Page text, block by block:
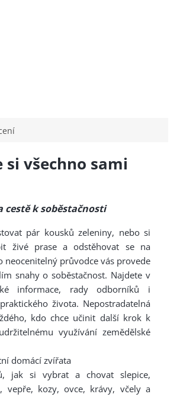
si všechno sami
cestě k soběstačnosti
pár kousků zeleniny, nebo si
živé prase a odstěhovat se na
neocenitelný průvodce vás provede
snahy o soběstačnost. Najdete v
informace, rady odborníků i
života. Nepostradatelná
kdo chce učinit další krok k
využívání zemědělské
domácí zvířata
jak si vybrat a chovat slepice,
vepře, kozy, ovce, krávy, včely a